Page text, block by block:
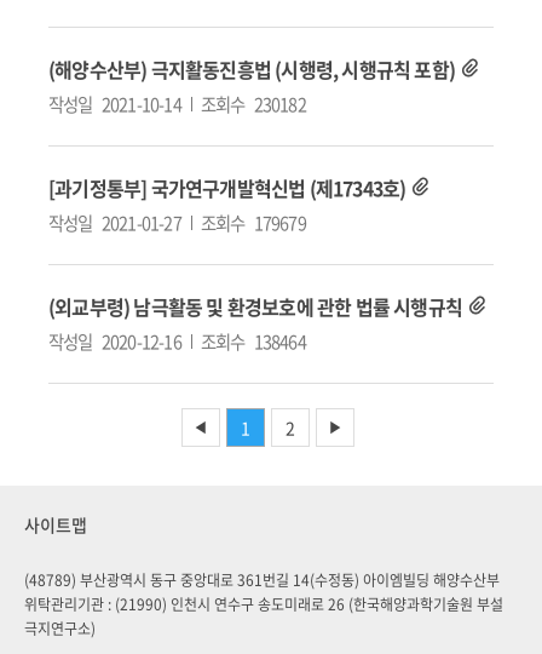
(해양수산부) 극지활동진흥법 (시행령, 시행규칙 포함)
작성일 2021-10-14 조회수 230182
[과기정통부] 국가연구개발혁신법 (제17343호)
작성일 2021-01-27 조회수 179679
(외교부령) 남극활동 및 환경보호에 관한 법률 시행규칙
작성일 2020-12-16 조회수 138464
◀ 1 2 ▶
사이트맵
(48789) 부산광역시 동구 중앙대로 361번길 14(수정동) 아이엠빌딩 해양수산부
위탁관리기관 : (21990) 인천시 연수구 송도미래로 26 (한국해양과학기술원 부설
극지연구소)